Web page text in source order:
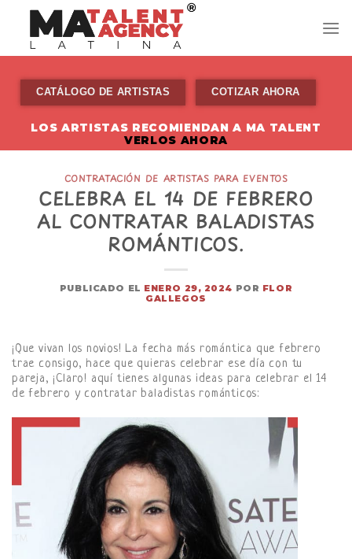
content
CATÁLOGO DE ARTISTAS COTIZAR AHORA
LOS ARTISTAS RECOMIENDAN A MA TALENT
VERLOS AHORA
CONTRATACIÓN DE ARTISTAS PARA EVENTOS
CELEBRA EL 14 DE FEBRERO
AL CONTRATAR BALADISTAS
ROMÁNTICOS.
PUBLICADO EL ENERO 29, 2024 POR FLOR
GALLEGOS
¡Que vivan los novios! La fecha más romántica que febrero
trae consigo, hace que quieras celebrar ese día con tu
pareja, ¡Claro! aquí tienes algunas ideas para celebrar el 14
de febrero y contratar baladistas románticos: